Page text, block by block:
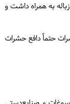
به همراه داشت و
حتماً دافع حشرات